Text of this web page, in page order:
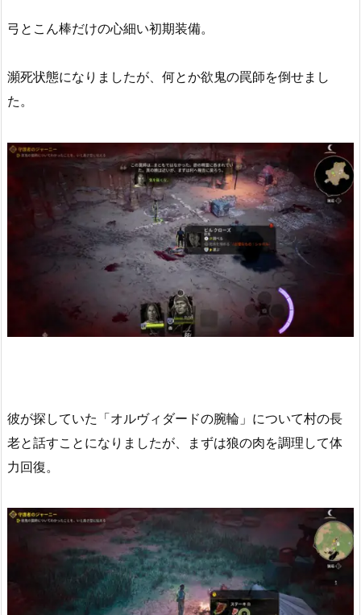
弓とこん棒だけの心細い初期装備。
瀕死状態になりましたが、何とか欲鬼の罠師を倒せまし
た。
彼が探していた「オルヴィダードの腕輪」について村の長
老と話すことになりましたが、まずは狼の肉を調理して体
力回復。